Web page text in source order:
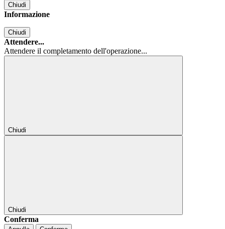
Chiudi
Informazione
Chiudi
Attendere...
Attendere il completamento dell'operazione...
Chiudi
Chiudi
Conferma